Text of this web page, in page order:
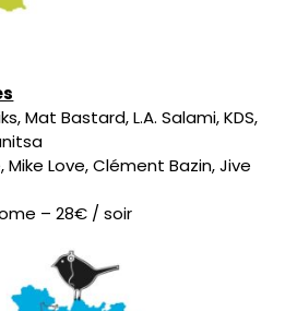
Mat Bastard, L.A. Salami, KDS,
Mike Love, Clément Bazin, Jive
– 28€ / soir